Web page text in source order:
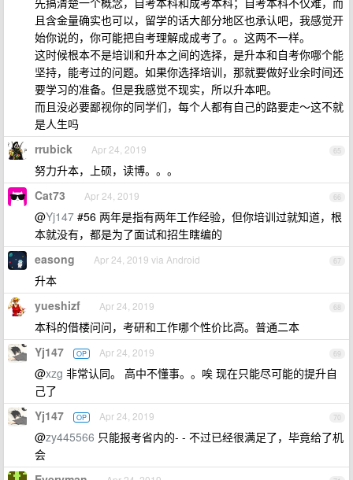
且含金量确实也可以，留学的话大部分地区也承认吧，我感觉开
始你说的，你可能把自考理解成成考了。。这两不一样。
这时候根本不是培训和升本之间的选择，是升本和自考你哪个能
坚持，能考过的问题。如果你选择培训，那就要做好业余时间还
要学习的准备。但是我感觉不现实，所以升本吧。
而且没必要鄙视你的同学们，每个人都有自己的路要走～这不就
是人生吗
65
rrubick Apr 24, 2019
努力升本，上硕，读博。。。
66
Cat73 Apr 24, 2019
@Yj147 #56 两年是指有两年工作经验，但你培训过就知道，根
本就没有，都是为了面试和招生瞎编的
67
easong Apr 24, 2019 via Android
升本
68
yueshizf Apr 24, 2019
本科的借楼问问，考研和工作哪个性价比高。普通二本
69
Yj147 OP Apr 24, 2019
@xzg 非常认同。 高中不懂事。。唉 现在只能尽可能的提升自
己了
70
Yj147 OP Apr 24, 2019
@zy445566 只能报考省内的- - 不过已经很满足了，毕竟给了机
会